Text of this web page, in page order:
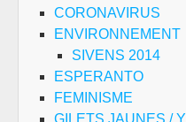
CORONAVIRUS
ENVIRONNEMENT
SIVENS 2014
ESPERANTO
FEMINISME
GILETS JAUNES /